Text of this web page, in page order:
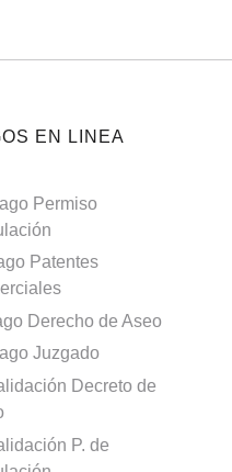
EN LINEA
Permiso
Patentes
Derecho de Aseo
Juzgado
Decreto de
P. de